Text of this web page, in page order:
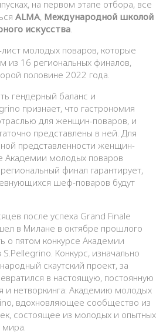
на первом этапе отбора, все
ALMA, Международной школой
искусства.
молодых поваров, которые
из 16 региональных финалов,
половине 2022 года.
гендерный баланс и
признает, что гастрономия
для женщин-поваров, и
представлены в ней. Для
представленности женщин-
Академии молодых поваров
финал гарантирует,
шеф-поваров будут
после успеха Grand Finale
в Милане в октябре прошлого
о пятом конкурсе Академии
Конкурс, изначально
скаутский проект, за
в настоящую, постоянную
и нетворкинга: Академию молодых
вдохновляющее сообщество из
состоящее из молодых и опытных
мира.